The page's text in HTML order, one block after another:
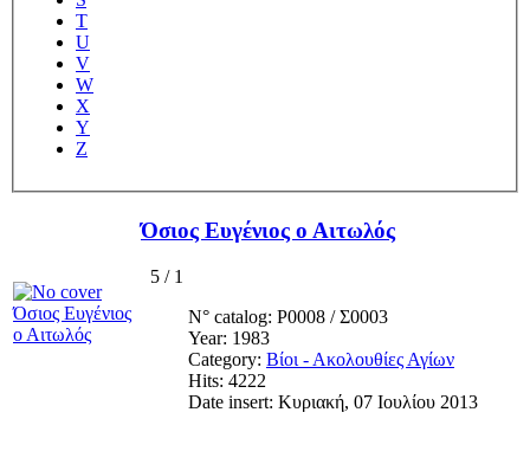
T
U
V
W
X
Y
Z
Όσιος Ευγένιος ο Αιτωλός
5 / 1
N° catalog: Ρ0008 / Σ0003
Year: 1983
Category: Βίοι - Ακολουθίες Αγίων
Hits: 4222
Date insert: Κυριακή, 07 Ιουλίου 2013